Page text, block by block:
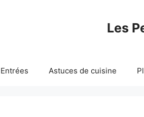
Les
Entrées Astuces de cuisine